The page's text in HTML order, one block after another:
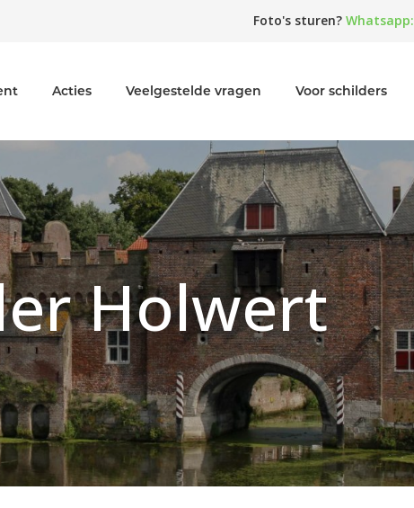
Foto's sturen?
Acties Veelgestelde vragen Voor schilders
Holwert